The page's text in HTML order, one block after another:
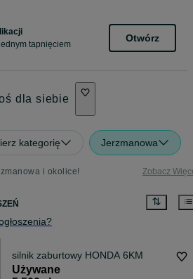
tapnięciem
Otwórz
dla siebie
kategorię Jerzmanowa
i okolice! Zobacz
silnik zaburtowy HONDA 6KM
Używane